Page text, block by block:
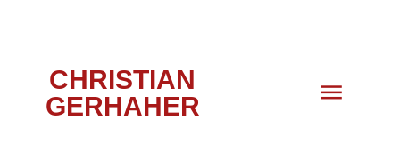
CHRISTIAN
GERHAHER